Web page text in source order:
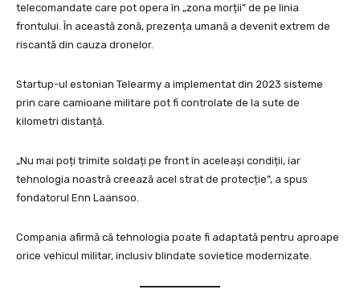
telecomandate care pot opera în „zona morții” de pe linia
frontului. În această zonă, prezența umană a devenit extrem de
riscantă din cauza dronelor.
Startup-ul estonian Telearmy a implementat din 2023 sisteme
prin care camioane militare pot fi controlate de la sute de
kilometri distanță.
„Nu mai poți trimite soldați pe front în aceleași condiții, iar
tehnologia noastră creează acel strat de protecție”, a spus
fondatorul Enn Laansoo.
Compania afirmă că tehnologia poate fi adaptată pentru aproape
orice vehicul militar, inclusiv blindate sovietice modernizate.